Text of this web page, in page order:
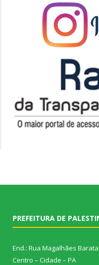
PREFEITURA DE
End.: Rua Magalhães
Centro – Cidade – PA